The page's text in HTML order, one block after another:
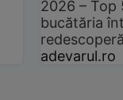
2026 –
bucătăria
adevarul.ro